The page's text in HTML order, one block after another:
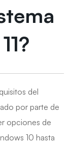
del
por parte de
opciones de
10 hasta